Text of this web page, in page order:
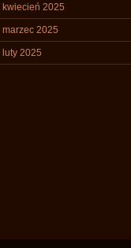
kwiecień 2025
marzec 2025
luty 2025